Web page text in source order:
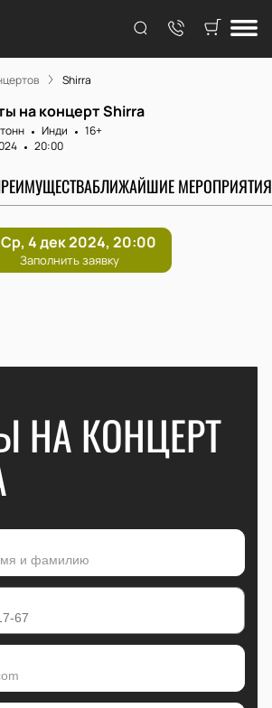
Shirra
на концерт Shirra
Инди
16+
20:00
БЛИЖАЙШИЕ МЕРОПРИЯТИЯ
НА КОНЦЕРТ